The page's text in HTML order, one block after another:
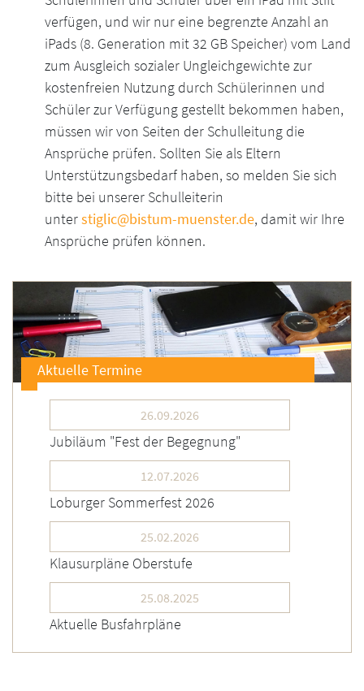
verfügen, und wir nur eine begrenzte Anzahl an
iPads (8. Generation mit 32 GB Speicher) vom Land
zum Ausgleich sozialer Ungleichgewichte zur
kostenfreien Nutzung durch Schülerinnen und
Schüler zur Verfügung gestellt bekommen haben,
müssen wir von Seiten der Schulleitung die
Ansprüche prüfen. Sollten Sie als Eltern
Unterstützungsbedarf haben, so melden Sie sich
bitte bei unserer Schulleiterin
unterstiglic@bistum-muenster.de, damit wir Ihre
Ansprüche prüfen können.
Aktuelle Termine
26.09.2026
Jubiläum "Fest der Begegnung"
12.07.2026
Loburger Sommerfest 2026
25.02.2026
Klausurpläne Oberstufe
25.08.2025
Aktuelle Busfahrpläne